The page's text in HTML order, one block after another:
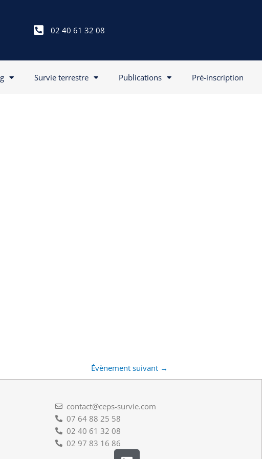
02 40 61 32 08
Survie terrestre Publications Pré-inscription
Évènement suivant →
contact@ceps-survie.com
07 64 88 25 58
02 40 61 32 08
02 97 83 16 86
L